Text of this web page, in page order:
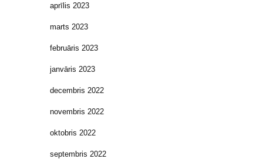
aprīlis 2023
marts 2023
februāris 2023
janvāris 2023
decembris 2022
novembris 2022
oktobris 2022
septembris 2022